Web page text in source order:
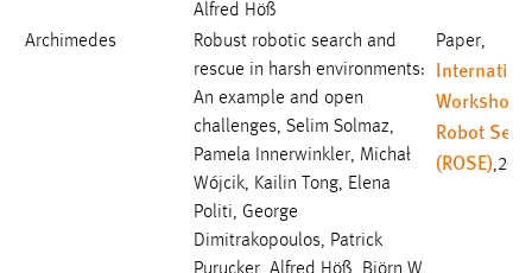
Alfred Höß
Archimedes
Robust robotic search and
rescue in harsh environments:
An example and open
challenges, Selim Solmaz,
Pamela Innerwinkler, Michał
Wójcik, Kailin Tong, Elena
Politi, George
Dimitrakopoulos, Patrick
Paper,
Workshop
Robot
(ROSE)
MibewSessionID, MIBEW_UserID, mibew_locale, mibew-
chat-frame-style-5e9dbeb1811c0446
Wird benötigt um die Chatfunktion nutzen zu können.
Cookie Laufzeit: